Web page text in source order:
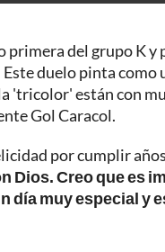
del grupo K y
duelo pinta como
'tricolor' están con
Gol Caracol.
por cumplir
Dios. Creo que es
muy especial y